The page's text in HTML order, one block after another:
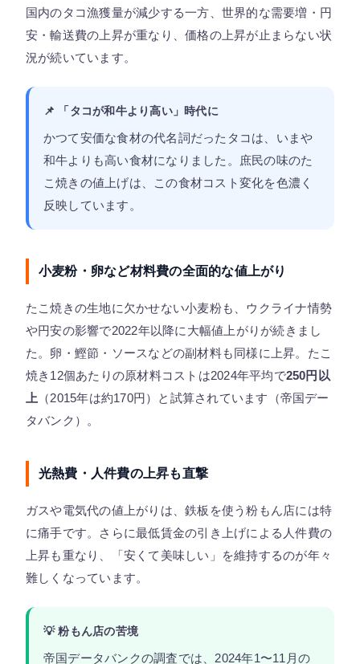
国内のタコ漁獲量が減少する一方、世界的な需要増・円
安・輸送費の上昇が重なり、価格の上昇が止まらない状
況が続いています。
📌 「タコが和牛より高い」時代に
かつて安価な食材の代名詞だったタコは、いまや
和牛よりも高い食材になりました。庶民の味のた
こ焼きの値上げは、この食材コスト変化を色濃く
反映しています。
小麦粉・卵など材料費の全面的な値上がり
たこ焼きの生地に欠かせない小麦粉も、ウクライナ情勢
や円安の影響で2022年以降に大幅値上がりが続きまし
た。卵・鰹節・ソースなどの副材料も同様に上昇。たこ
焼き12個あたりの原材料コストは2024年平均で250円以
上 （2015年は約170円）と試算されています（帝国デー
タバンク）。
光熱費・人件費の上昇も直撃
ガスや電気代の値上がりは、鉄板を使う粉もん店には特
に痛手です。さらに最低賃金の引き上げによる人件費の
上昇も重なり、「安くて美味しい」を維持するのが年々
難しくなっています。
💡 粉もん店の苦境
帝国データバンクの調査では、2024年1〜11月の